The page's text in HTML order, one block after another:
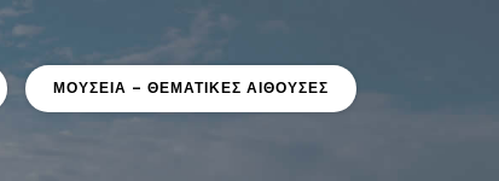
ΜΟΥΣΕΙΑ – ΘΕΜΑΤΙΚΕΣ ΑΙΘΟΥΣΕΣ